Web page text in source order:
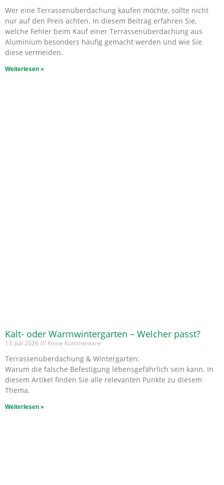
Wer eine Terrassenüberdachung kaufen möchte, sollte nicht
nur auf den Preis achten. In diesem Beitrag erfahren Sie,
welche Fehler beim Kauf einer Terrassenüberdachung aus
Aluminium besonders häufig gemacht werden und wie Sie
diese vermeiden.
Weiterlesen »
Kalt- oder Warmwintergarten – Welcher passt?
13. Juli 2026 Keine Kommentare
Terrassenüberdachung & Wintergarten:
Warum die falsche Befestigung lebensgefährlich sein kann. In
diesem Artikel finden Sie alle relevanten Punkte zu diesem
Thema.
Weiterlesen »